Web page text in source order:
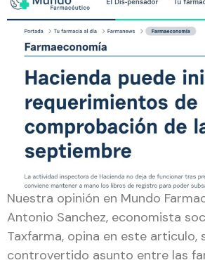
Nuestra opinión en Mundo
Antonio Sanchez, economista
Taxfarma, opina en este articulo,
controvertido asunto entre las